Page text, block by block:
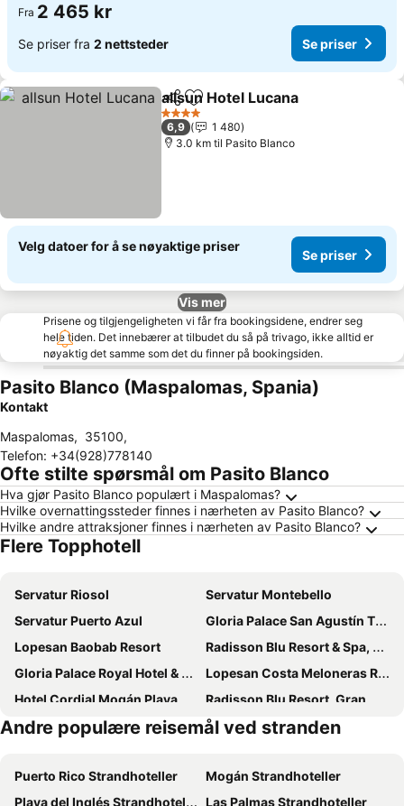
Fra 2 465 kr
Se priser fra 2 nettsteder Se priser
Del Legg til i favoritter
allsun Hotel Lucana
4 Stjerner
6,9
1 480
3.0 km til Pasito Blanco
Velg datoer for å se nøyaktige priser
Se priser
Vis mer
Prisene og tilgjengeligheten vi får fra bookingsidene, endrer seg
hele tiden. Det innebærer at tilbudet du så på trivago, ikke alltid er
nøyaktig det samme som det du finner på bookingsiden.
Pasito Blanco (Maspalomas, Spania)
Kontakt
Maspalomas, 35100,
Telefon: +34(928)778140
Ofte stilte spørsmål om Pasito Blanco
Hva gjør Pasito Blanco populært i Maspalomas?
Hvilke overnattingssteder finnes i nærheten av Pasito Blanco?
Hvilke andre attraksjoner finnes i nærheten av Pasito Blanco?
Flere Topphotell
Servatur Riosol
Servatur Montebello
Servatur Puerto Azul
Gloria Palace San Agustín Thalasso & Hotel
Lopesan Baobab Resort
Radisson Blu Resort & Spa, Gran Canaria Mogan
Gloria Palace Royal Hotel & Spa
Lopesan Costa Meloneras Resort & SPA
Hotel Cordial Mogán Playa
Radisson Blu Resort, Gran Canaria
Servatur Altamar
Abora Buenaventura by Lopesan Hotels
Bahía Blanca
Lopesan Villa del Conde Resort & Thalasso
Andre populære reisemål ved stranden
Puerto Rico Strandhoteller
Mogán Strandhoteller
Playa del Inglés Strandhoteller
Las Palmas Strandhoteller